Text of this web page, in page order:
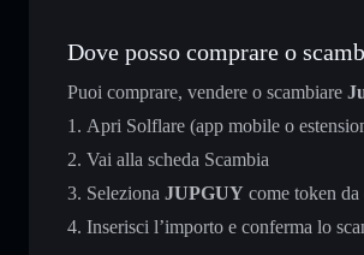
Dove posso comprare o
Puoi comprare, vendere o scambiare
Apri Solflare (app mobile o
Vai alla scheda Scambia
Seleziona JUPGUY come token
Inserisci l’importo e conferma lo